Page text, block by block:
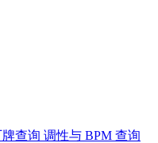
牌查询 调性与 BPM 查询